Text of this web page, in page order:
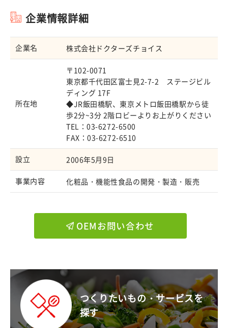
企業情報詳細
企業名 株式会社ドクターズチョイス
所在地
〒102-0071
東京都千代田区富士見2-7-2 ステージビル
ディング 17F
◆JR飯田橋駅、東京メトロ飯田橋駅から徒
歩2分~3分 2階ロビーよりお上がりください
TEL：03-6272-6500
FAX：03-6272-6510
設立 2006年5月9日
事業内容 化粧品・機能性食品の開発・製造・販売
OEMお問い合わせ
つくりたいもの・サービスを
探す